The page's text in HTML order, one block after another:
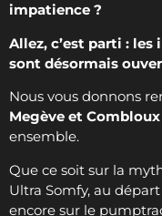
impatience ?
Allez, c’est parti :
sont désormais
Nous vous donnons
Megève et Combloux
ensemble.
Que ce soit sur la
Ultra Somfy, au
encore sur le